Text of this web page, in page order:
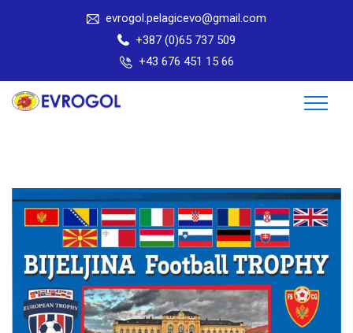
evrogol.pelagicevo@gmail.com
+387 (0)65 737 509
+43 676 451 15 66